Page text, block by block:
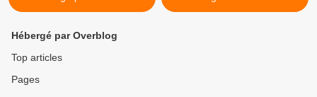
Hébergé par Overblog
Top articles
Pages